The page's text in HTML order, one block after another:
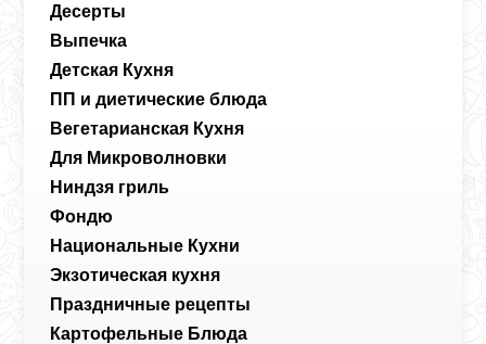
Десерты
Выпечка
Детская Кухня
ПП и диетические блюда
Вегетарианская Кухня
Для Микроволновки
Ниндзя гриль
Фондю
Национальные Кухни
Экзотическая кухня
Праздничные рецепты
Картофельные Блюда